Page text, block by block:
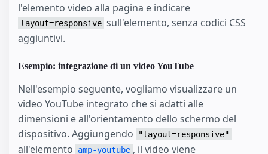
l'elemento video alla pagina e indicare
layout=responsive sull'elemento, senza codici CSS
aggiuntivi.
Esempio: integrazione di un video YouTube
Nell'esempio seguente, vogliamo visualizzare un
video YouTube integrato che si adatti alle
dimensioni e all'orientamento dello schermo del
dispositivo. Aggiungendo
"layout=responsive"
all'elemento amp-youtube , il video viene